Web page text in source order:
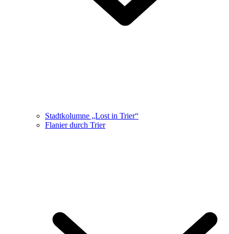
Stadtkolumne „Lost in Trier“
Flanier durch Trier